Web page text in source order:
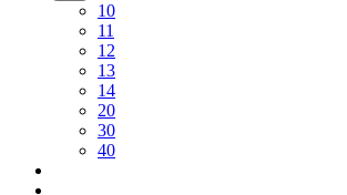
10
11
12
13
14
20
30
40